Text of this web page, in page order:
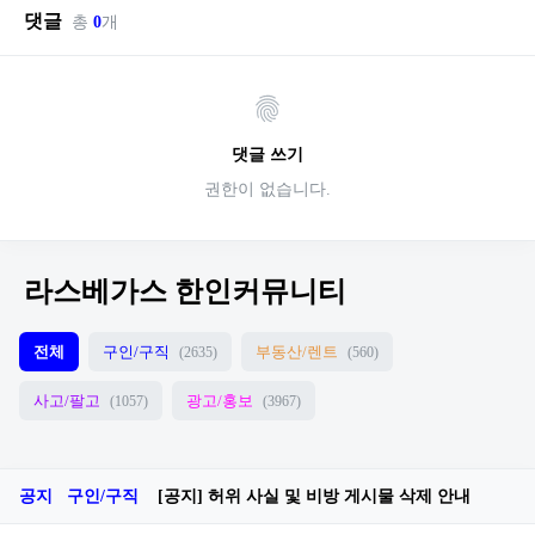
댓글 총 0개
댓글 쓰기
권한이 없습니다.
라스베가스 한인커뮤니티
전체 구인/구직 (2635) 부동산/렌트 (560)
사고/팔고 (1057) 광고/홍보 (3967)
공지 구인/구직 [공지] 허위 사실 및 비방 게시물 삭제 안내